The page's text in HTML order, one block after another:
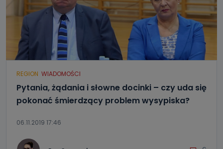
REGION WIADOMOŚCI
Pytania, żądania i słowne docinki – czy uda się
pokonać śmierdzący problem wysypiska?
06.11.2019 17:46